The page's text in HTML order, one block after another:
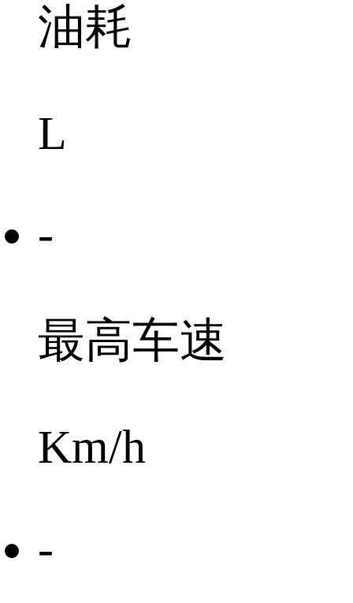
油耗
L
-
最高车速
Km/h
-